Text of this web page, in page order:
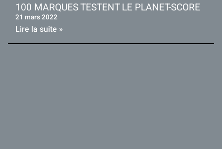
100 MARQUES TESTENT LE PLANET-SCORE
21 mars 2022
Lire la suite »